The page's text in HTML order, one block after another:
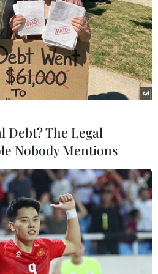
Văn Hậu
thuật tò
khiến 2
đô
chết và 13
Debt? The Legal
Nobody Mentions